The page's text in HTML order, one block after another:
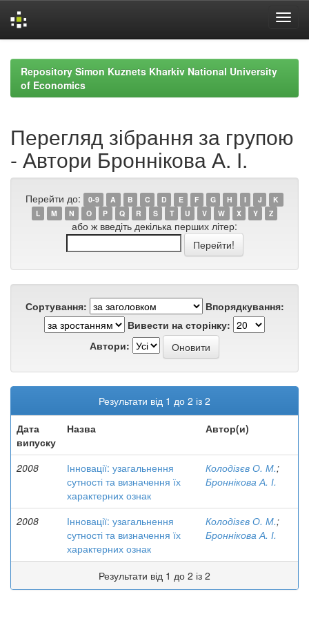
navigationRepository Simon Kuznets Kharkiv National University
of Economics
Перегляд зібрання за групою
- Автори Броннікова А. І.
Перейти до: 0-9 A B C D E F G H I J
K
L
M N O P Q R S T U V W X Y Z
або ж введіть декілька перших літер:
Сортування:
Впорядкування:
Вивести на сторінку:
Автори:
Результати від 1 до 2 із 2
Дата
випуску
Назва Автор(и)
2008
Інновації: узагальнення
сутності та визначення їх
характерних ознак
Колодізєв О. М.;
Броннікова А. І.
2008
Інновації: узагальнення
сутності та визначення їх
характерних ознак
Колодізєв О. М.;
Броннікова А. І.
Результати від 1 до 2 із 2